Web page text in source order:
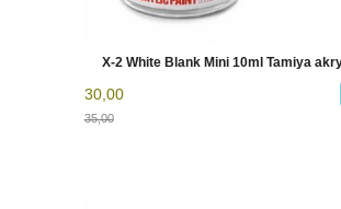
X-2 White Blank Mini 10ml Tamiya
30,00
35,00